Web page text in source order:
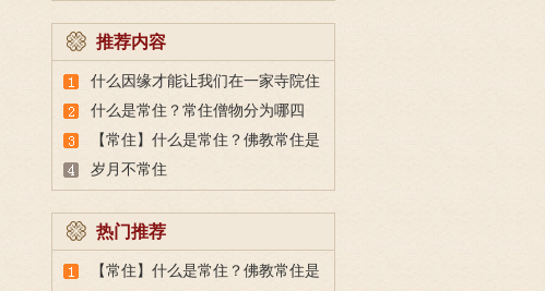
推荐内容
什么因缘才能让我们在一家寺院住
得长久？
什么是常住？常住僧物分为哪四
种？
【常住】什么是常住？佛教常住是
什么意思？
岁月不常住
热门推荐
【常住】什么是常住？佛教常住是